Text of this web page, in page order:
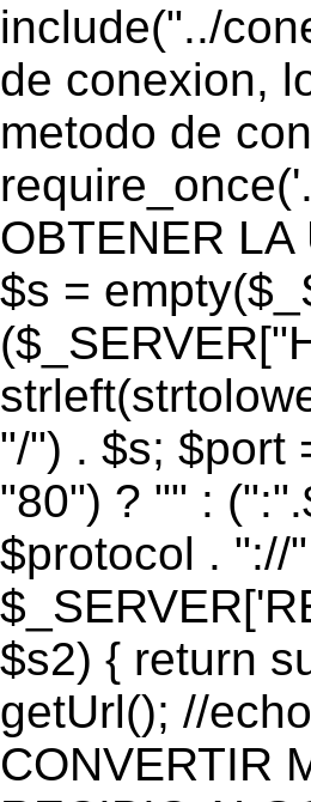
include("../
de conexion,
metodo de
OBTENER
$s =
"/") . $s; $port
"80") ? "" :
$protocol . "://
$s2) { return
getUrl(); //
CONVERTIR